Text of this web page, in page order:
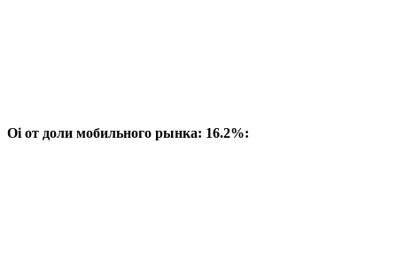
Oi от доли мобильного рынка: 16.2%: